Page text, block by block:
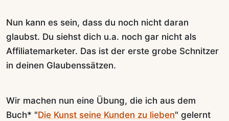
Nun kann es sein, dass du noch nicht daran
glaubst. Du siehst dich u.a. noch gar nicht als
Affiliatemarketer. Das ist der erste grobe Schnitzer
in deinen Glaubenssätzen.
Wir machen nun eine Übung, die ich aus dem
Buch* "Die Kunst seine Kunden zu lieben" gelernt